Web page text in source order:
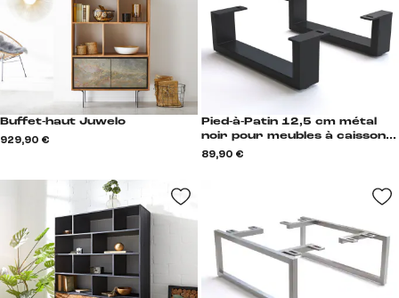
Buffet-haut Juwelo
929,90 €
Pied-à-Patin 12,5 cm métal
noir pour meubles à caisson
de profondeur 45 cm (set de
89,90 €